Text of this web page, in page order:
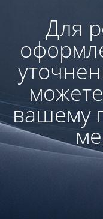
Для
вашему